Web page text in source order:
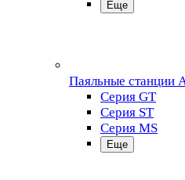
Еще
Паяльные станции
Серия GT
Серия ST
Серия MS
Еще